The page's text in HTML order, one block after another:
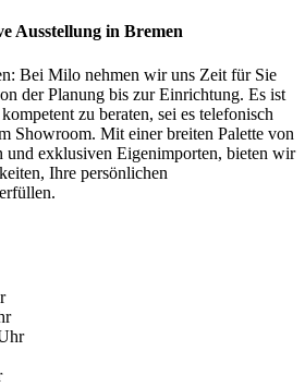
Ausstellung in Bremen
Bei Milo nehmen wir uns Zeit für Sie
der Planung bis zur Einrichtung. Es ist
zu beraten, sei es telefonisch
Showroom. Mit einer breiten Palette von
und exklusiven Eigenimporten, bieten wir
Ihre persönlichen